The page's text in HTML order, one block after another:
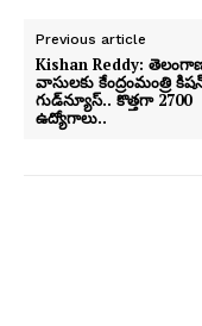
Previous article
Kishan Reddy:
వాసులకు కేంద్రంమంత్రి
గుడ్‌న్యూస్.. కొత్తగా 2700
ఉద్యోగాలు..